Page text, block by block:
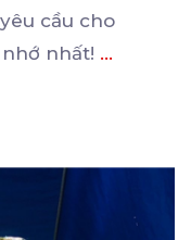
cầu cho
nhất! ...